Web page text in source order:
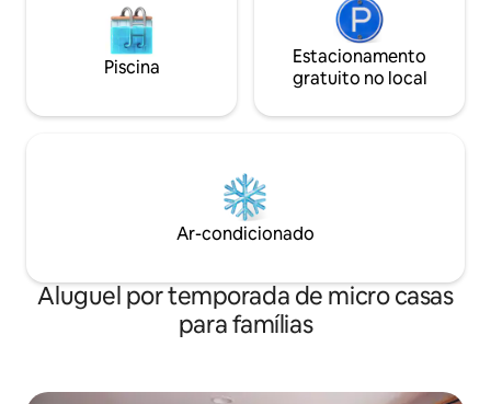
Piscina
Estacionamento
gratuito no local
Ar-condicionado
Aluguel por temporada de micro casas
para famílias